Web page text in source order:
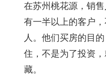
在苏州桃花源，销
有一半以上的客户
人。他们买房的目
住，不是为了投资
藏。